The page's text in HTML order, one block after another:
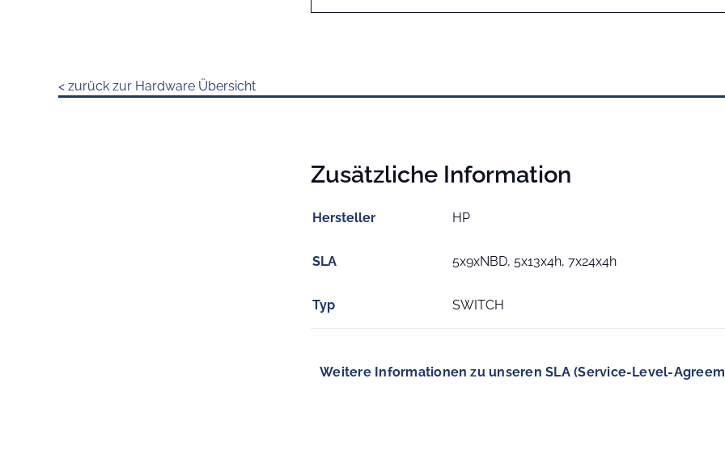
< zurück zur Hardware Übersicht
Zusätzliche Information
Hersteller HP
SLA 5x9xNBD, 5x13x4h, 7x24x4h
Typ SWITCH
Weitere Informationen zu unseren SLA (Service-Level-